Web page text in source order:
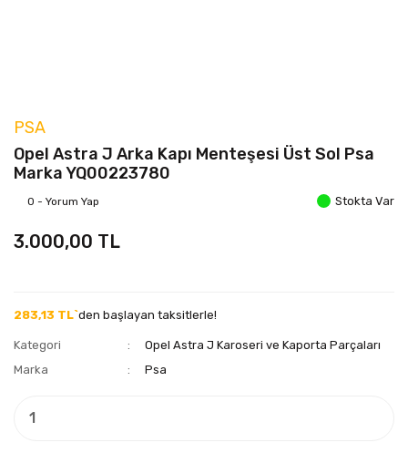
PSA
Opel Astra J Arka Kapı Menteşesi Üst Sol Psa
Marka YQ00223780
0 - Yorum Yap Stokta Var
3.000,00 TL
283,13 TL`den başlayan taksitlerle!
Kategori
Opel Astra J Karoseri ve Kaporta Parçaları
Marka
Psa